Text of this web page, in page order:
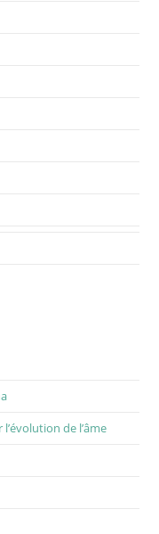
de l’âme